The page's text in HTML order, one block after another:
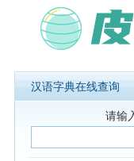
汉语字典在线查询
请输